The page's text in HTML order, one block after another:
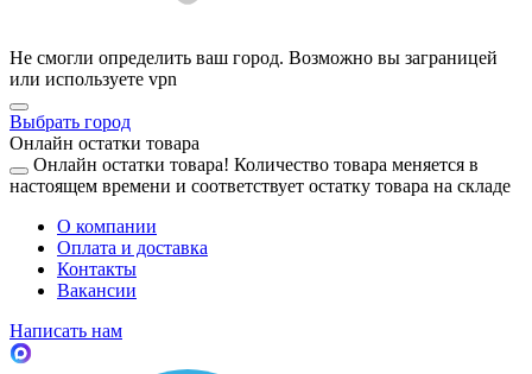
Не смогли определить ваш город. Возможно вы заграницей
или используете vpn
Выбрать город
Онлайн остатки товара
Онлайн остатки товара! Количество товара меняется в
настоящем времени и соответствует остатку товара на складе
О компании
Оплата и доставка
Контакты
Вакансии
Написать нам